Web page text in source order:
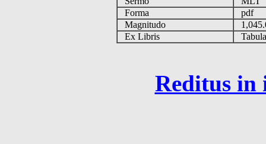
Forma
pdf
Magnitudo
Ex Libris
Reditus in